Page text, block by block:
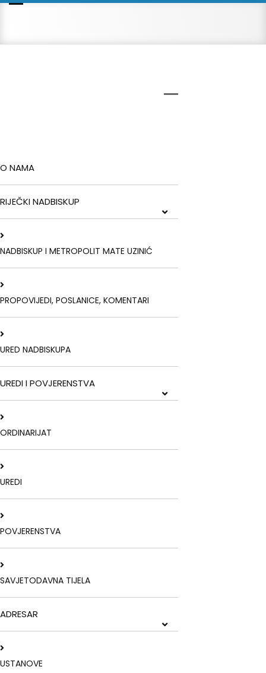
O NAMA
RIJEČKI NADBISKUP
NADBISKUP I METROPOLIT MATE UZINIĆ
PROPOVIJEDI, POSLANICE, KOMENTARI
URED NADBISKUPA
UREDI I POVJERENSTVA
ORDINARIJAT
UREDI
POVJERENSTVA
SAVJETODAVNA TIJELA
ADRESAR
USTANOVE